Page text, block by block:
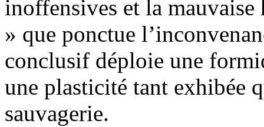
inoffensives et la mauvaise
» que ponctue
conclusif déploie une
une plasticité tant exhibée
sauvagerie.